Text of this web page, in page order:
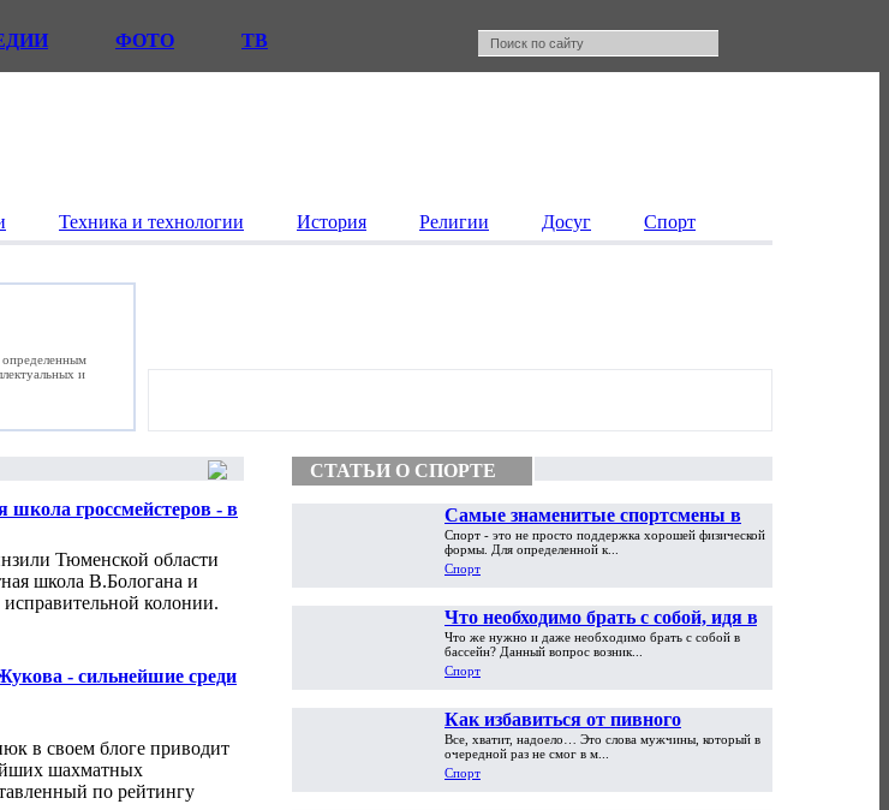
ФОТО ТВ
Техника и технологии История Религии Досуг Спорт
определенным
и
гроссмейстеров - в
Тюменской области
школа В.Бологана и
колонии.
- сильнейшие среди
в своем блоге приводит
шахматных
по рейтингу
СТАТЬИ О СПОРТЕ
Самые знаменитые спортсмены в
мире
Спорт - это не просто поддержка хорошей физической
формы. Для определенной к...
Спорт
Что необходимо брать с собой, идя в
бассейн?
Что же нужно и даже необходимо брать с собой в
бассейн? Данный вопрос возник...
Спорт
Как избавиться от пивного
животика?
Все, хватит, надоело… Это слова мужчины, который в
очередной раз не смог в м...
Спорт